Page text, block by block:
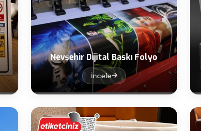
Nevşehir Dijital Baskı Folyo
İncele